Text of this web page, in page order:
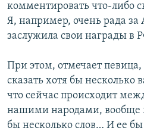
комментировать что-либо
Я, например, очень рада за
заслужила свои награды в
При этом, отмечает
сказать хотя бы
что сейчас происходит
нашими народами,
бы несколько слов… И ее